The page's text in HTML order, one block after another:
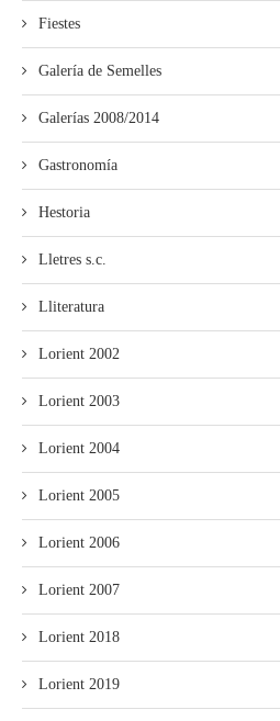
Fiestes
Galería de Semelles
Galerías 2008/2014
Gastronomía
Hestoria
Lletres s.c.
Lliteratura
Lorient 2002
Lorient 2003
Lorient 2004
Lorient 2005
Lorient 2006
Lorient 2007
Lorient 2018
Lorient 2019